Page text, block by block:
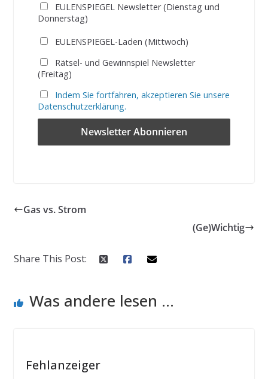
EULENSPIEGEL Newsletter (Dienstag und
Donnerstag)
EULENSPIEGEL-Laden (Mittwoch)
Rätsel- und Gewinnspiel Newsletter
(Freitag)
Indem Sie fortfahren, akzeptieren Sie unsere
Datenschutzerklärung.
Gas vs. Strom
(Ge)Wichtig
Share This Post:
Was andere lesen ...
Fehlanzeiger